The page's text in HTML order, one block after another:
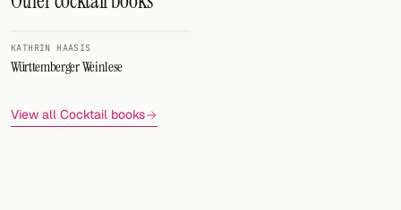
KATHRIN HAASIS
Württemberger Weinlese
View all Cocktail books